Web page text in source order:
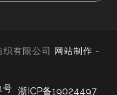
有限公司 网站制作 -
号 浙ICP备19024497